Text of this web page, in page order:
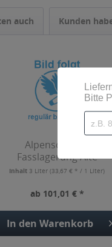
auch Kunden
Alpenschnaps
Fasslagerung Alte
Haselnuss 6 x 0,5l
Inhalt 3 Liter(33,67 € * / 1 Liter)
ab 101,01 € *
In den Warenkorb